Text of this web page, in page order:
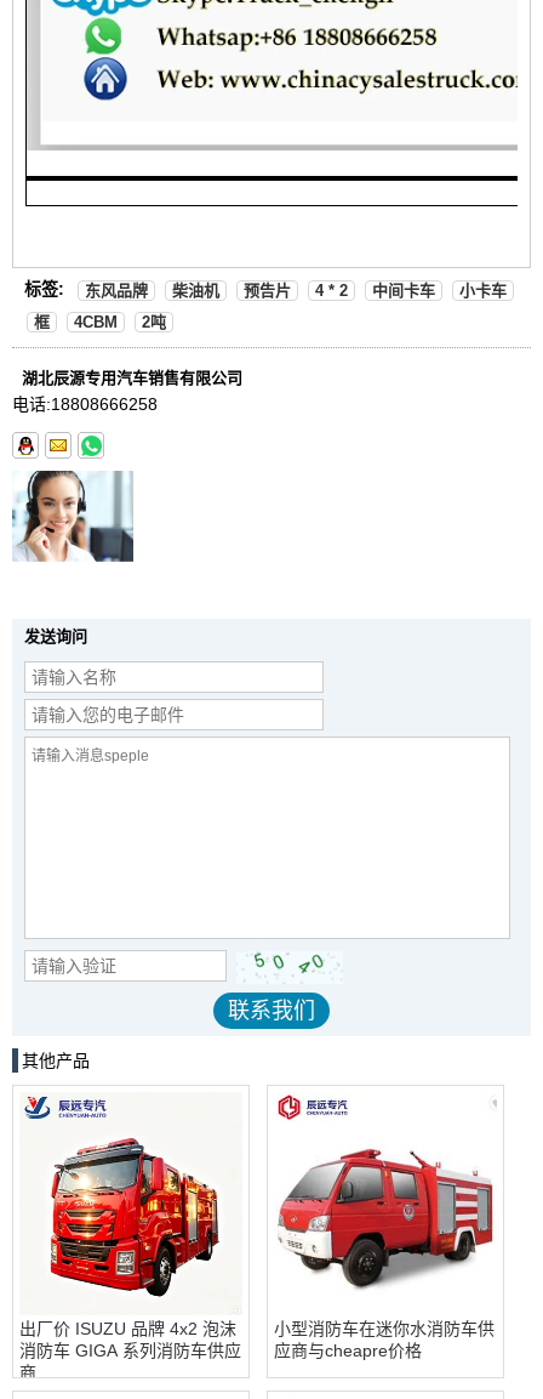
标签: 东风品牌 柴油机 预告片 4 * 2 中间卡车
小卡车
框
4CBM 2吨
湖北辰源专用汽车销售有限公司
电话:18808666258
发送询问
其他产品
出厂价 ISUZU 品牌 4x2 泡沫
消防车 GIGA 系列消防车供应
商
小型消防车在迷你水消防车供
应商与cheapre价格